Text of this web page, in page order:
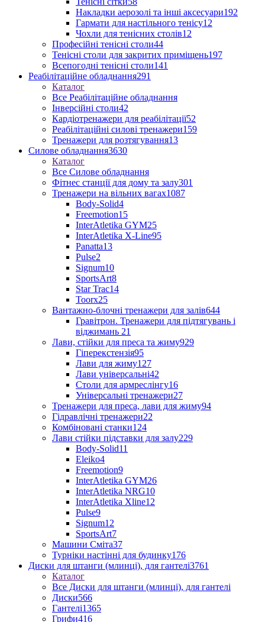
Накладки аерозолі та інші аксесуари192
Гармати для настільного тенісу12
Чохли для тенісних столів12
Професійні тенісні столи44
Тенісні столи для закритих приміщень197
Всепогодні тенісні столи141
Реабілітаційне обладнання291
Каталог
Все Реабілітаційне обладнання
Інверсійні столи42
Кардіотренажери для реабілітації52
Реабілітаційні силові тренажери159
Тренажери для розтягування13
Силове обладнання3630
Каталог
Все Силове обладнання
Фітнес станції для дому та залу301
Тренажери на вільних вагах1087
Body-Solid4
Freemotion15
InterAtletika GYM25
InterAtletika X-Line95
Panatta13
Pulse2
Signum10
SportsArt8
Star Trac14
Toorx25
Вантажно-блочні тренажери для залів644
Гравітрон. Тренажери для підтягувань і
віджимань 21
Лави, стійки для преса та жиму929
Гіперекстензія95
Лави для жиму127
Лави універсальні42
Столи для армреслінгу16
Універсальні тренажери27
Тренажери для преса, лави для жиму94
Гідравлічні тренажери22
Комбіновані станки124
Лави стійки підставки для залу229
Body-Solid11
Eleiko4
Freemotion9
InterAtletika GYM26
InterAtletika NRG10
InterAtletika Xline12
Pulse9
Signum12
SportsArt7
Машини Сміта37
Турніки настінні для будинку176
Диски для штанги (млинці), для гантелі3761
Каталог
Все Диски для штанги (млинці), для гантелі
Диски566
Гантелі1365
Грифи416